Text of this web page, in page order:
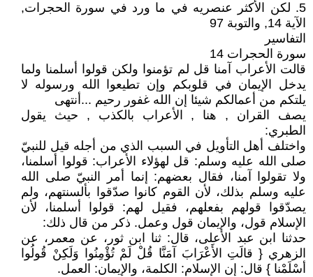
5. لكن الأكثر عنصريه في ما ورد في سورة الحجرات,
الآية 14, والتوبة 97
التفاسير
سورة الحجرات 14
قالت الأعراب آمنا قل لم تؤمنوا ولكن قولوا أسلمنا ولما
يدخل الإيمان في قلوبكم وإن تطيعوا الله ورسوله لا
يلتكم من أعمالكم شيئا إن الله غفور رحيم ...أنتهى
يصف القران , هنا , الأعراب بالكذب , حيث يقول
الطبري:
واختلف أهل التأويل في السبب الذي من أجله قيل للنبيّ
صلى الله عليه وسلم: قل لهؤلاء الأعراب: قولوا أسلمنا،
ولا تقولوا آمنا، فقال بعضهم: إنما أمر النبيّ صلى الله
عليه وسلم بذلك، لأن القوم كانوا صدّقوا بألسنتهم، ولم
يصدّقوا قولهم بفعلهم، فقيل لهم: قولوا أسلمنا، لأن
الإسلام قول، والإيمان قول وعمل. ذكر من قال ذلك:
حدثنا ابن عبد الأعلى، قال: ثنا ابن ثور، عن معمر، عن
الزهري { قالَتِ الأَعْرَابَ آمَنَّا قُلْ لَمْ تُؤْمِنُوا وَلَكِنْ قُولُوا
أسْلَمْنا } قال: إن الإسلام: الكلمة، والإيمان: العمل.